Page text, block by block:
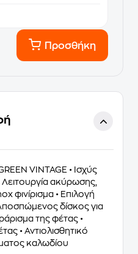
Προσθήκη
VINTAGE • Ισχύς
ακύρωσης,
φινίρισμα • Επιλογή
δίσκος για
της φέτας •
• Αντιολισθητικό
καλωδίου